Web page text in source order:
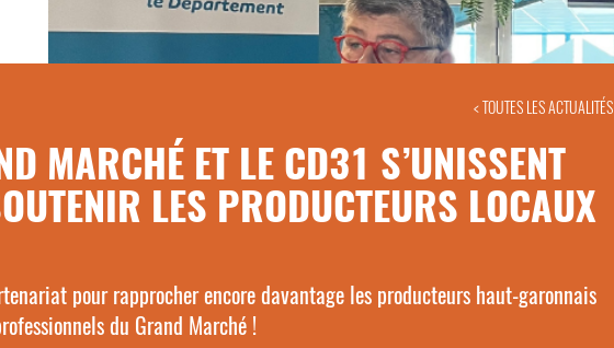
< TOUTES LES ACTUALITÉS
MARCHÉ ET LE CD31 S’UNISSENT
LES PRODUCTEURS LOCAUX
pour rapprocher encore davantage les producteurs haut-garonnais
du Grand Marché !